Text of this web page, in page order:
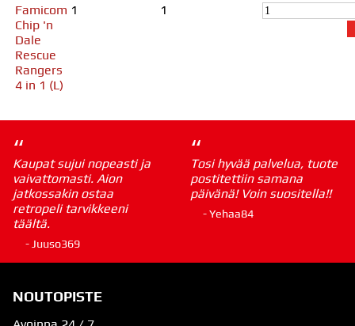
Famicom
Chip 'n
Dale
Rescue
Rangers
4 in 1 (L)
1 1
“
Kaupat sujui nopeasti ja
vaivattomasti. Aion
jatkossakin ostaa
retropeli tarvikkeeni
täältä.
- Juuso369
“
Tosi hyvää palvelua, tuote
postitettiin samana
päivänä! Voin suositella!!
- Yehaa84
NOUTOPISTE